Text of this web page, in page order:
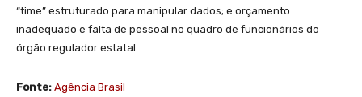
“time” estruturado para manipular dados; e orçamento
inadequado e falta de pessoal no quadro de funcionários do
órgão regulador estatal.
Fonte: Agência Brasil